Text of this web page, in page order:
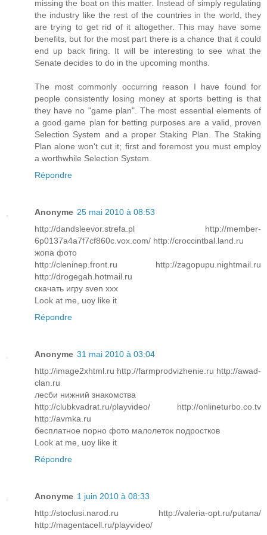
missing the boat on this matter. Instead of simply regulating
the industry like the rest of the countries in the world, they
are trying to get rid of it altogether. This may have some
benefits, but for the most part there is a chance that it could
end up back firing. It will be interesting to see what the
Senate decides to do in the upcoming months.
The most commonly occurring reason I have found for
people consistently losing money at sports betting is that
they have no "game plan". The most essential elements of
a good game plan for betting purposes are a valid, proven
Selection System and a proper Staking Plan. The Staking
Plan alone won't cut it; first and foremost you must employ
a worthwhile Selection System.
Répondre
Anonyme 25 mai 2010 à 08:53
http://dandsleevor.strefa.pl http://member-
6p0137a4a7f7cf860c.vox.com/ http://croccintbal.land.ru
жопа фото
http://cleninep.front.ru http://zagopupu.nightmail.ru
http://drogegah.hotmail.ru
скачать игру sven xxx
Look at me, uoy like it
Répondre
Anonyme 31 mai 2010 à 03:04
http://image2xhtml.ru http://farmprodvizhenie.ru http://awad-
clan.ru
лесби нижний знакомства
http://clubkvadrat.ru/playvideo/ http://onlineturbo.co.tv
http://avmka.ru
бесплатное порно фото малолеток подростков
Look at me, uoy like it
Répondre
Anonyme 1 juin 2010 à 08:33
http://stoclusi.narod.ru http://valeria-opt.ru/putana/
http://magentacell.ru/playvideo/